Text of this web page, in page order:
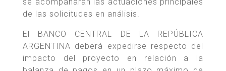
de las solicitudes en análisis.
El BANCO CENTRAL DE LA REPÚBLICA
ARGENTINA deberá expedirse respecto del
impacto del proyecto en relación a la